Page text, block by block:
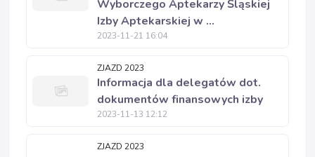
Wyborczego Aptekarzy Śląskiej
Izby Aptekarskiej w ...
2023-11-21 16:04
ZJAZD 2023
Informacja dla delegatów dot.
dokumentów finansowych izby
2023-11-13 12:12
ZJAZD 2023